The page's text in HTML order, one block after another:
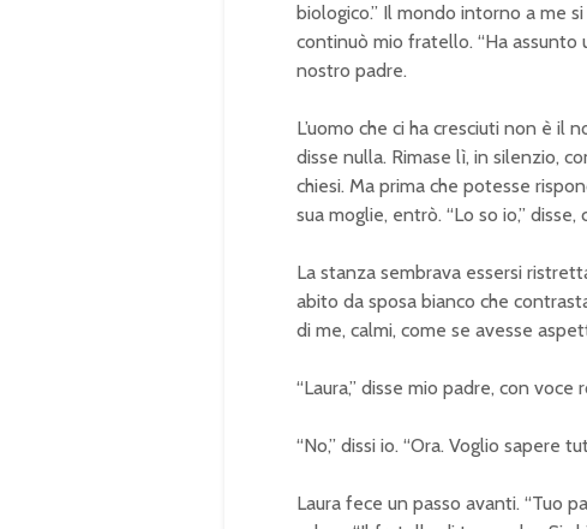
biologico.” Il mondo intorno a me si
continuò mio fratello. “Ha
nostro padre.
L’uomo che ci ha cresciuti non è il
disse nulla. Rimase lì, in silenzio,
chiesi. Ma prima che potesse
sua moglie, entrò. “Lo so io,” disse,
La stanza sembrava essersi
abito da sposa bianco che
di me, calmi, come se avesse
“Laura,” disse mio padre, con voce
“No,” dissi io. “Ora. Voglio sapere
Laura fece un passo avanti. “Tuo